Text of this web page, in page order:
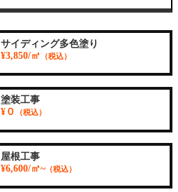
サイディング多色塗り
¥3,850/㎡ （税込）
塗装工事
¥０
（税込）
屋根工事
¥6,600/㎡~（税込）